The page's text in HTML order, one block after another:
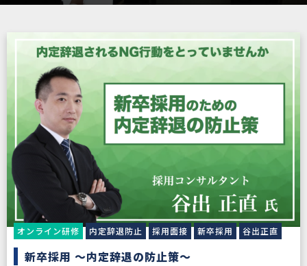
オンライン研修 内定辞退防止 採用面接 新卒採用 谷出正直
新卒採用 〜内定辞退の防止策〜